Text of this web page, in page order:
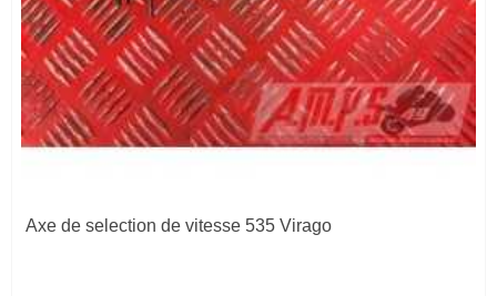
Axe de selection de vitesse 535 Virago